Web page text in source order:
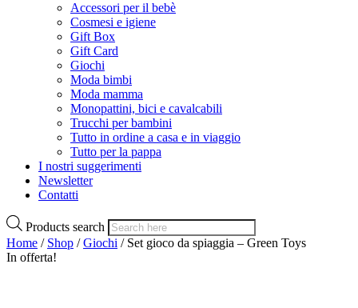
Accessori per il bebè
Cosmesi e igiene
Gift Box
Gift Card
Giochi
Moda bimbi
Moda mamma
Monopattini, bici e cavalcabili
Trucchi per bambini
Tutto in ordine a casa e in viaggio
Tutto per la pappa
I nostri suggerimenti
Newsletter
Contatti
Products search
Home / Shop /Giochi / Set gioco da spiaggia – Green Toys
In offerta!